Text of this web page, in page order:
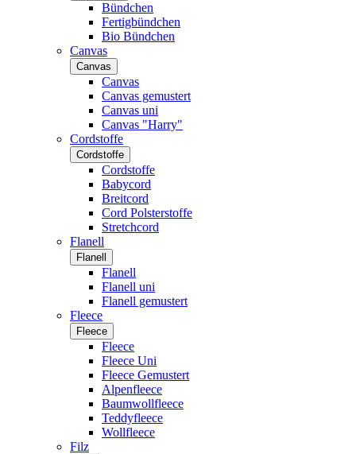
Bündchen
Fertigbündchen
Bio Bündchen
Canvas
Canvas
Canvas
Canvas gemustert
Canvas uni
Canvas "Harry"
Cordstoffe
Cordstoffe
Cordstoffe
Babycord
Breitcord
Cord Polsterstoffe
Stretchcord
Flanell
Flanell
Flanell
Flanell uni
Flanell gemustert
Fleece
Fleece
Fleece
Fleece Uni
Fleece Gemustert
Alpenfleece
Baumwollfleece
Teddyfleece
Wollfleece
Filz